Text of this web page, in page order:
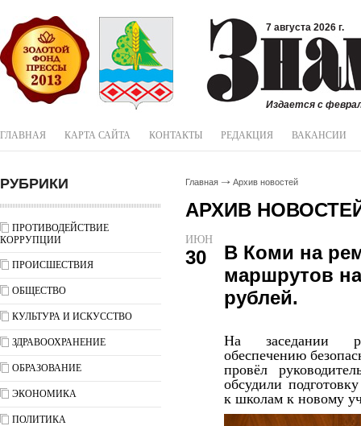
7 августа 2026 г.
Издается с
ГЛАВНАЯ КАРТА САЙТА КОНТАКТЫ РЕДАКЦИЯ ВАКАНСИИ
РУБРИКИ
ПРОТИВОДЕЙСТВИЕ
КОРРУПЦИИ
ПРОИСШЕСТВИЯ
ОБЩЕСТВО
КУЛЬТУРА И ИСКУССТВО
ЗДРАВООХРАНЕНИЕ
ОБРАЗОВАНИЕ
ЭКОНОМИКА
ПОЛИТИКА
Главная Архив новостей
АРХИВ
ИЮН
30
В Коми на
маршрутов
рублей.
На заседании
обеспечению
провёл
обсудили
к школам к новому